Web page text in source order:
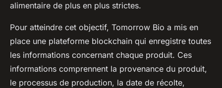
alimentaire de plus en plus strictes.
Pour atteindre cet objectif, Tomorrow Bio a mis en
place une plateforme blockchain qui enregistre toutes
les informations concernant chaque produit. Ces
informations comprennent la provenance du produit,
le processus de production, la date de récolte,